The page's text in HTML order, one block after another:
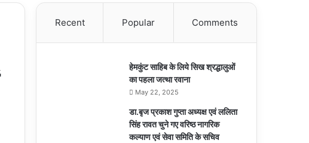
Recent Popular Comments
हेमकुंट साहिब के लिये सिख श्रद्धालुओं
का पहला जत्था रवाना
May 22, 2025
डा.बृज प्रकाश गुप्ता अध्यक्ष एवं ललिता
सिंह रावत चुने गए वरिष्ठ नागरिक
कल्याण एवं सेवा समिति के सचिव